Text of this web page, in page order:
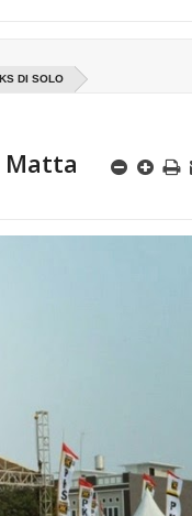
78 Tahun 2023
Bang Hans
DI SOLO
Matta